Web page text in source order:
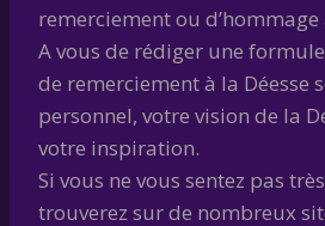
remerciement ou d’hommage
A vous de rédiger une
de remerciement à la Déesse
personnel, votre vision de la
votre inspiration.
Si vous ne vous sentez pas
trouverez sur de nombreux